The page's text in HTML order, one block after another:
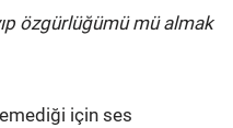
özgürlüğümü mü almak
için ses